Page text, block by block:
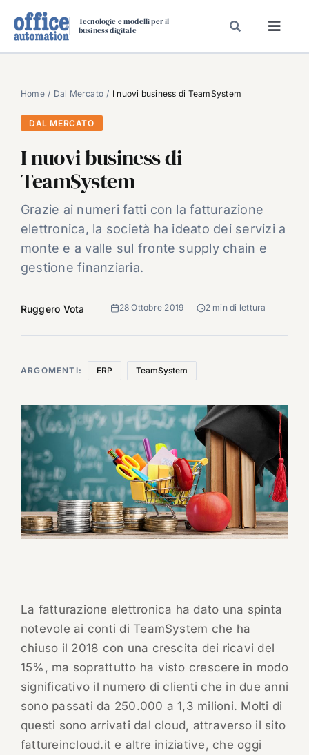
Tecnologie e modelli per il
business digitale
SPECIAL PAPER
TAVOLE ROTONDE DI REDAZIONE
CARRIERE
VIDEO
EVENTI
CHI SIAMO
Home Dal Mercato I nuovi business di TeamSystem
DAL MERCATO
I nuovi business di
TeamSystem
Grazie ai numeri fatti con la fatturazione
elettronica, la società ha ideato dei servizi a
monte e a valle sul fronte supply chain e
gestione finanziaria.
Ruggero Vota 28 Ottobre 2019 2 min di lettura
ARGOMENTI: ERP TeamSystem
La fatturazione elettronica ha dato una spinta
notevole ai conti di TeamSystem che ha
chiuso il 2018 con una crescita dei ricavi del
15%, ma soprattutto ha visto crescere in modo
significativo il numero di clienti che in due anni
sono passati da 250.000 a 1,3 milioni. Molti di
questi sono arrivati dal cloud, attraverso il sito
fattureincloud.it e altre iniziative, che oggi